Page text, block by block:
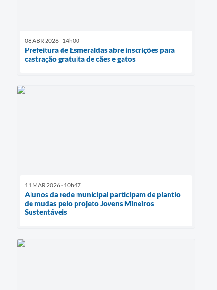
08 ABR 2026 - 14h00
Prefeitura de Esmeraldas abre inscrições para
castração gratuita de cães e gatos
11 MAR 2026 - 10h47
Alunos da rede municipal participam de plantio
de mudas pelo projeto Jovens Mineiros
Sustentáveis